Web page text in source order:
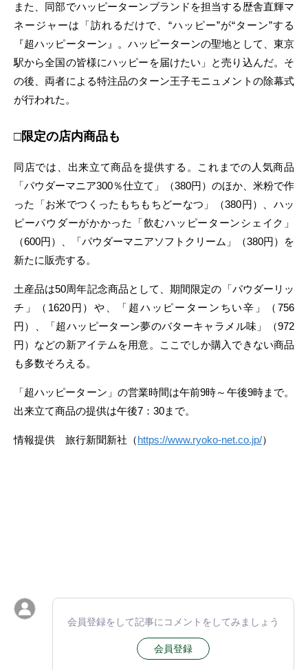
また、同部でハッピーターンブランドを担当する歴舎直輝マ
ネージャーは「訪れるだけで、“ハッピー”が“ターン”する
『超ハッピーターン』。ハッピーターンの聖地として、東京
駅から全国の皆様にハッピーを届けたい」と売り込んだ。そ
の後、両者による特注品のターン王子モニュメントの除幕式
が行われた。
□限定の店内商品も
同店では、出来立て商品を提供する。これまでの人気商品
「パウダーマニア300％仕立て」（380円）のほか、米粉で作
った「お米でつくったもちもちどーなつ」（380円）、ハッ
ピーパウダーがかかった「飲むハッピーターンシェイク」
（600円）、「パウダーマニアソフトクリーム」（380円）を
新たに販売する。
土産品は50周年記念商品として、期間限定の「パウダーリッ
チ」（1620円）や、「超ハッピーターンちい辛」（756
円）、「超ハッピーターン夢のバターキャラメル味」（972
円）などの新アイテムを用意。ここでしか購入できない商品
も多数そろえる。
「超ハッピーターン」の営業時間は午前9時～午後9時まで。
出来立て商品の提供は午後7：30まで。
情報提供 旅行新聞新社（https://www.ryoko-net.co.jp/）
会員登録をして記事にコメントをしてみましょう
会員登録